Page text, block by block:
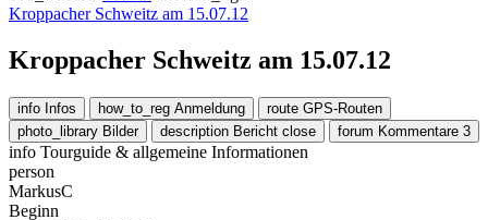
Kroppacher Schweitz am 15.07.12
Kroppacher Schweitz am 15.07.12
info Infos how_to_reg Anmeldung route GPS-Routen
photo_library Bilder description Bericht close forum Kommentare 3
info Tourguide & allgemeine Informationen
person
MarkusC
Beginn